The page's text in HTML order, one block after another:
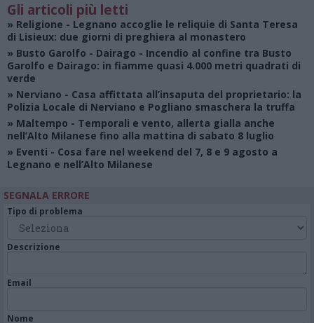
Gli articoli più letti
» Religione - Legnano accoglie le reliquie di Santa Teresa
di Lisieux: due giorni di preghiera al monastero
» Busto Garolfo - Dairago - Incendio al confine tra Busto
Garolfo e Dairago: in fiamme quasi 4.000 metri quadrati di
verde
» Nerviano - Casa affittata all’insaputa del proprietario: la
Polizia Locale di Nerviano e Pogliano smaschera la truffa
» Maltempo - Temporali e vento, allerta gialla anche
nell’Alto Milanese fino alla mattina di sabato 8 luglio
» Eventi - Cosa fare nel weekend del 7, 8 e 9 agosto a
Legnano e nell’Alto Milanese
SEGNALA ERRORE
Tipo di problema
Descrizione
Email
Nome